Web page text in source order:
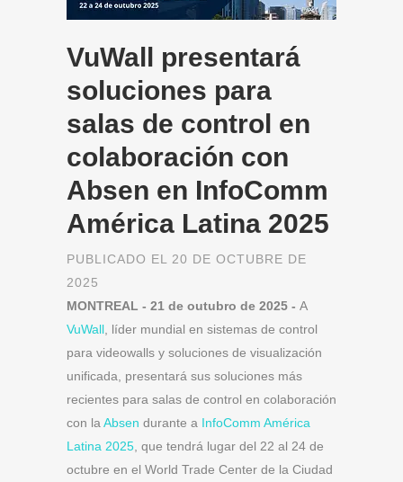
VuWall presentará
soluciones para
salas de control en
colaboración con
Absen en InfoComm
América Latina 2025
PUBLICADO EL 20 DE OCTUBRE DE
2025
MONTREAL - 21 de outubro de 2025 - A
VuWall , líder mundial en sistemas de control
para videowalls y soluciones de visualización
unificada, presentará sus soluciones más
recientes para salas de control en colaboración
con la Absen durante a InfoComm América
Latina 2025 , que tendrá lugar del 22 al 24 de
octubre en el World Trade Center de la Ciudad